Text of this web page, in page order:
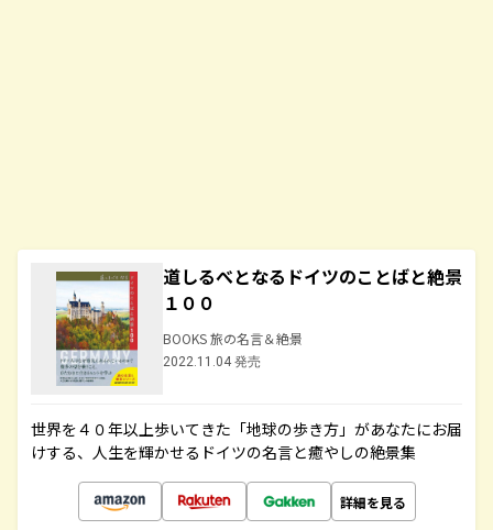
道しるべとなるドイツのことばと絶景
１００
BOOKS 旅の名言＆絶景
2022.11.04 発売
世界を４０年以上歩いてきた「地球の歩き方」があなたにお届
けする、人生を輝かせるドイツの名言と癒やしの絶景集
詳細を見る